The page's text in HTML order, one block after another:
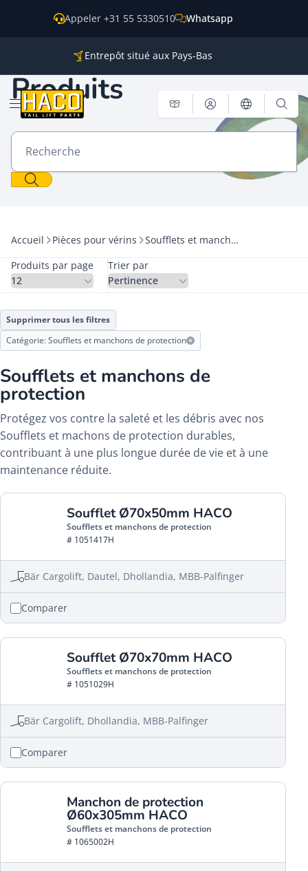
Entrepôt situé aux Pays-Bas
Expéditions dans le monde entier
Appeler +31 55 5330510 Whatsapp
Ouvrir le menu
Produits
Recherche
Accueil Pièces pour vérins
Soufflets et manchons de protection
Produits par page
Trier par
Supprimer tous les filtres
Catégorie: Soufflets et manchons de protection
Soufflets et manchons de
protection
Protégez vos contre la saleté et les débris avec nos
Soufflets et machons de protection durables,
contribuant à une plus longue durée de vie et à une
maintenance réduite.
Soufflet Ø70x50mm HACO
Soufflets et manchons de protection
# 1051417H
Bär Cargolift, Dautel, Dhollandia, MBB-Palfinger
Comparer
Soufflet Ø70x70mm HACO
Soufflets et manchons de protection
# 1051029H
Bär Cargolift, Dhollandia, MBB-Palfinger
Comparer
Manchon de protection
Ø60x305mm HACO
Soufflets et manchons de protection
# 1065002H